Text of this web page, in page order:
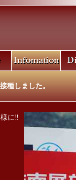
種しました。
に‼️